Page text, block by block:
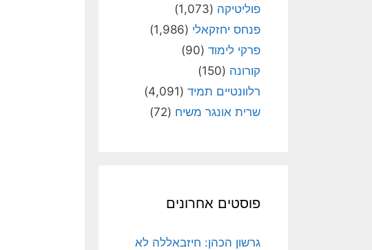
פוליטיקה (1,073)
פנחס יחזקאלי (1,986)
פרקי לימוד (90)
קורונה (150)
רלוונטיים תמיד (4,091)
שרית אונגר משיח (72)
פוסטים אחרונים
גרשון הכהן: חיזבאללה לא